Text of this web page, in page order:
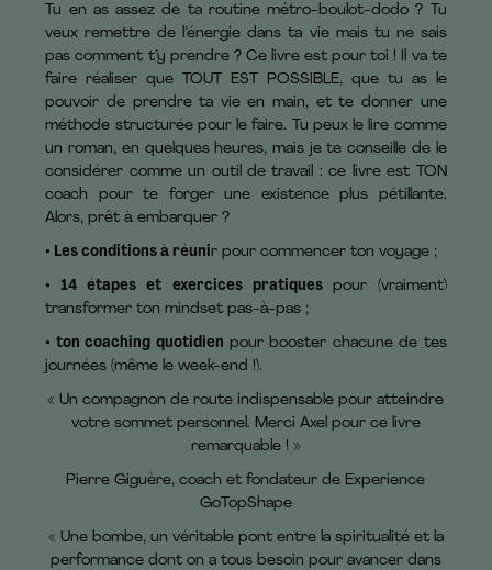
Tu en as assez de ta routine métro-boulot-dodo ? Tu
veux remettre de l’énergie dans ta vie mais tu ne sais
pas comment t’y prendre ? Ce livre est pour toi ! Il va te
faire réaliser que TOUT EST POSSIBLE, que tu as le
pouvoir de prendre ta vie en main, et te donner une
méthode structurée pour le faire. Tu peux le lire comme
un roman, en quelques heures, mais je te conseille de le
considérer comme un outil de travail : ce livre est TON
coach pour te forger une existence plus pétillante.
Alors, prêt à embarquer ?
• Les conditions à réunir pour commencer ton voyage ;
• 14 étapes et exercices pratiques pour (vraiment)
transformer ton mindset pas-à-pas ;
• ton coaching quotidien pour booster chacune de tes
journées (même le week-end !).
« Un compagnon de route indispensable pour atteindre
votre sommet personnel. Merci Axel pour ce livre
remarquable ! »
Pierre Giguère, coach et fondateur de Experience
GoTopShape
« Une bombe, un véritable pont entre la spiritualité et la
performance dont on a tous besoin pour avancer dans